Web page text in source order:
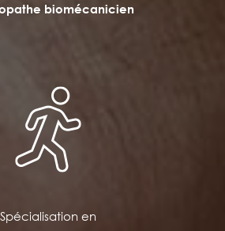
biomécanicien
Spécialisation en